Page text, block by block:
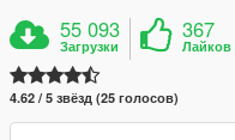
55 093
Загрузки
367
Лайков
4.62 / 5 звёзд (25 голосов)